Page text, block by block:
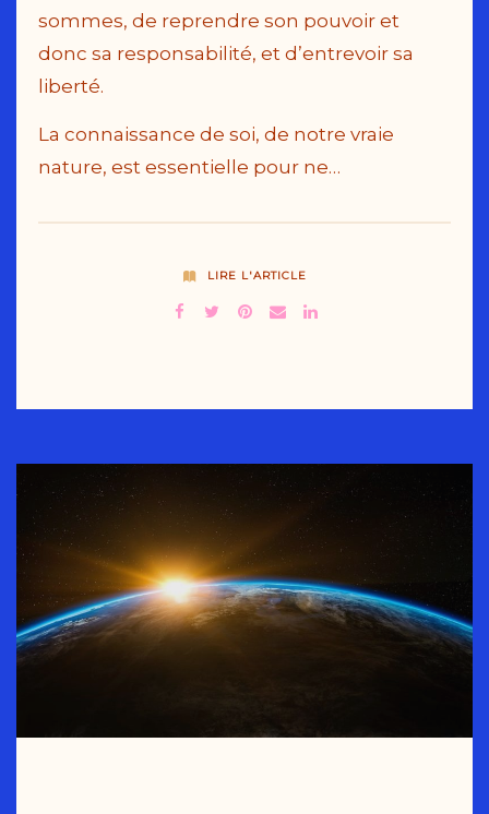
sommes, de reprendre son pouvoir et
donc sa responsabilité, et d’entrevoir sa
liberté.
La connaissance de soi, de notre vraie
nature, est essentielle pour ne…
LIRE L'ARTICLE